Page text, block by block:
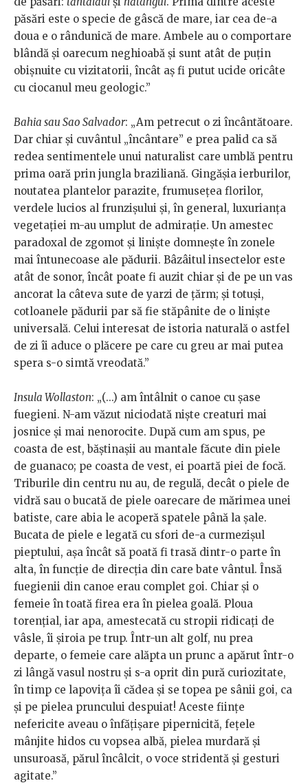
păsări este o specie de gâscă de mare, iar cea de-a
doua e o rândunică de mare. Ambele au o comportare
blândă şi oarecum neghioabă şi sunt atât de puţin
obişnuite cu vizitatorii, încât aş fi putut ucide oricâte
cu ciocanul meu geologic.”
Bahia sau Sao Salvador: „Am petrecut o zi încântătoare.
Dar chiar şi cuvântul „încântare” e prea palid ca să
redea sentimentele unui naturalist care umblă pentru
prima oară prin jungla braziliană. Gingăşia ierburilor,
noutatea plantelor parazite, frumusețea florilor,
verdele lucios al frunzișului și, în general, luxurianța
vegetației m-au umplut de admirație. Un amestec
paradoxal de zgomot și liniște domneşte în zonele
mai întunecoase ale pădurii. Bâzâitul insectelor este
atât de sonor, încât poate fi auzit chiar și de pe un vas
ancorat la câteva sute de yarzi de țărm; şi totuși,
cotloanele pădurii par să fie stăpânite de o liniște
universală. Celui interesat de istoria naturală o astfel
de zi îi aduce o plăcere pe care cu greu ar mai putea
spera s-o simtă vreodată.”
Insula Wollaston: „(...) am întâlnit o canoe cu șase
fuegieni. N-am văzut niciodată nişte creaturi mai
josnice și mai nenorocite. După cum am spus, pe
coasta de est, băștinașii au mantale făcute din piele
de guanaco; pe coasta de vest, ei poartă piei de focă.
Triburile din centru nu au, de regulă, decât o piele de
vidră sau o bucată de piele oarecare de mărimea unei
batiste, care abia le acoperă spatele până la șale.
Bucata de piele e legată cu sfori de-a curmezișul
pieptului, așa încât să poată fi trasă dintr-o parte în
alta, în funcţie de direcţia din care bate vântul. Însă
fuegienii din canoe erau complet goi. Chiar şi o
femeie în toată firea era în pielea goală. Ploua
torențial, iar apa, amestecată cu stropii ridicaţi de
vâsle, îi şiroia pe trup. Într-un alt golf, nu prea
departe, o femeie care alăpta un prunc a apărut într-o
zi lângă vasul nostru și s-a oprit din pură curiozitate,
în timp ce lapovița îi cădea și se topea pe sânii goi, ca
și pe pielea pruncului despuiat! Aceste fiinţe
nefericite aveau o înfăţişare pipernicită, fețele
mânjite hidos cu vopsea albă, pielea murdară și
unsuroasă, părul încâlcit, o voce stridentă și gesturi
agitate.”